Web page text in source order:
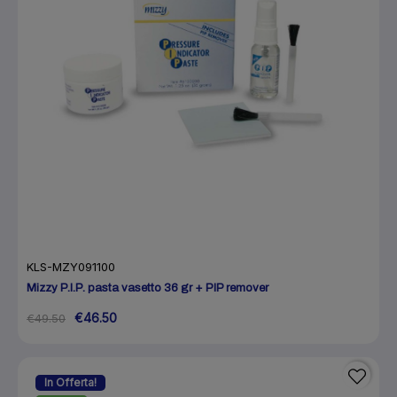
KLS-MZY091100
Mizzy P.I.P. pasta vasetto 36 gr + PIP remover
€49.50 €46.50
In Offerta!